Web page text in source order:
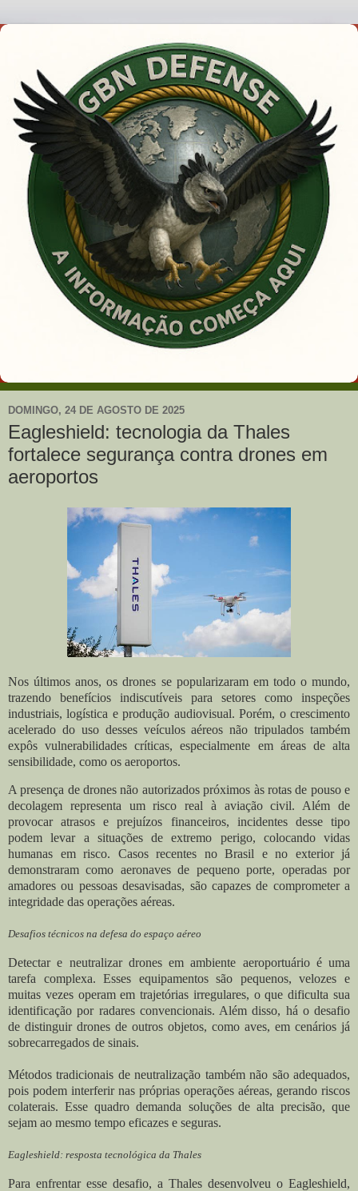
DOMINGO, 24 DE AGOSTO DE 2025
Eagleshield: tecnologia da Thales
fortalece segurança contra drones em
aeroportos
Nos últimos anos, os drones se popularizaram em todo o mundo,
trazendo benefícios indiscutíveis para setores como inspeções
industriais, logística e produção audiovisual. Porém, o crescimento
acelerado do uso desses veículos aéreos não tripulados também
expôs vulnerabilidades críticas, especialmente em áreas de alta
sensibilidade, como os aeroportos.
A presença de drones não autorizados próximos às rotas de pouso e
decolagem representa um risco real à aviação civil. Além de
provocar atrasos e prejuízos financeiros, incidentes desse tipo
podem levar a situações de extremo perigo, colocando vidas
humanas em risco. Casos recentes no Brasil e no exterior já
demonstraram como aeronaves de pequeno porte, operadas por
amadores ou pessoas desavisadas, são capazes de comprometer a
integridade das operações aéreas.
Desafios técnicos na defesa do espaço aéreo
Detectar e neutralizar drones em ambiente aeroportuário é uma
tarefa complexa. Esses equipamentos são pequenos, velozes e
muitas vezes operam em trajetórias irregulares, o que dificulta sua
identificação por radares convencionais. Além disso, há o desafio
de distinguir drones de outros objetos, como aves, em cenários já
sobrecarregados de sinais.
Métodos tradicionais de neutralização também não são adequados,
pois podem interferir nas próprias operações aéreas, gerando riscos
colaterais. Esse quadro demanda soluções de alta precisão, que
sejam ao mesmo tempo eficazes e seguras.
Eagleshield: resposta tecnológica da Thales
Para enfrentar esse desafio, a Thales desenvolveu o Eagleshield,